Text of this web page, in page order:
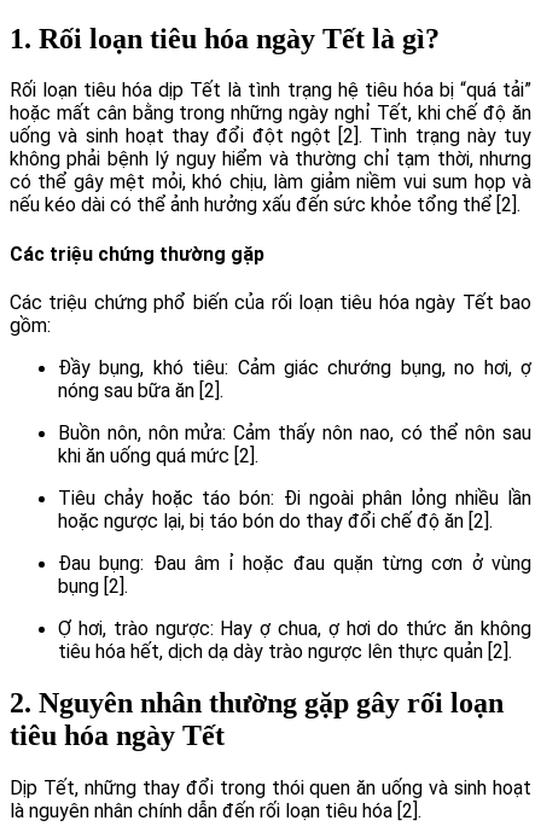
1. Rối loạn tiêu hóa ngày Tết là gì?
Rối loạn tiêu hóa dịp Tết là tình trạng hệ tiêu hóa bị “quá tải”
hoặc mất cân bằng trong những ngày nghỉ Tết, khi chế độ ăn
uống và sinh hoạt thay đổi đột ngột [2]. Tình trạng này tuy
không phải bệnh lý nguy hiểm và thường chỉ tạm thời, nhưng
có thể gây mệt mỏi, khó chịu, làm giảm niềm vui sum họp và
nếu kéo dài có thể ảnh hưởng xấu đến sức khỏe tổng thể [2].
Các triệu chứng thường gặp
Các triệu chứng phổ biến của rối loạn tiêu hóa ngày Tết bao
gồm:
Đầy bụng, khó tiêu: Cảm giác chướng bụng, no hơi, ợ
nóng sau bữa ăn [2].
Buồn nôn, nôn mửa: Cảm thấy nôn nao, có thể nôn sau
khi ăn uống quá mức [2].
Tiêu chảy hoặc táo bón: Đi ngoài phân lỏng nhiều lần
hoặc ngược lại, bị táo bón do thay đổi chế độ ăn [2].
Đau bụng: Đau âm ỉ hoặc đau quặn từng cơn ở vùng
bụng [2].
Ợ hơi, trào ngược: Hay ợ chua, ợ hơi do thức ăn không
tiêu hóa hết, dịch dạ dày trào ngược lên thực quản [2].
2. Nguyên nhân thường gặp gây rối loạn
tiêu hóa ngày Tết
Dịp Tết, những thay đổi trong thói quen ăn uống và sinh hoạt
là nguyên nhân chính dẫn đến rối loạn tiêu hóa [2].